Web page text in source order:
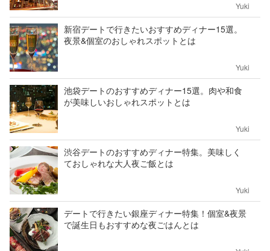
Yuki
新宿デートで行きたいおすすめディナー15選。
夜景&個室のおしゃれスポットとは
Yuki
池袋デートのおすすめディナー15選。肉や和食
が美味しいおしゃれスポットとは
Yuki
渋谷デートのおすすめディナー特集。美味しく
ておしゃれな大人夜ご飯とは
Yuki
デートで行きたい銀座ディナー特集！個室&夜景
で誕生日もおすすめな夜ごはんとは